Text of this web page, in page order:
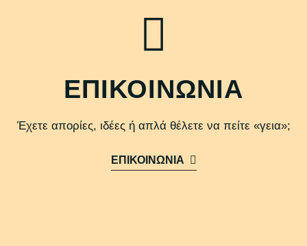
ΕΠΙΚΟΙΝΩΝΙΑ
Έχετε απορίες, ιδέες ή απλά θέλετε να πείτε «γεια»;
ΕΠΙΚΟΙΝΩΝΙΑ